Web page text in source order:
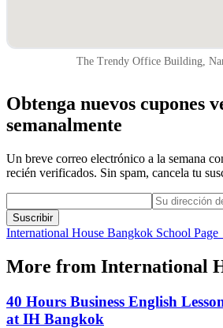
The Trendy Office Building,
Obtenga nuevos cupones
semanalmente
Un breve correo electrónico a la semana
recién verificados. Sin spam, cancela tu
Suscribir
International House Bangkok School
More from International
40 Hours Business English
at IH Bangkok